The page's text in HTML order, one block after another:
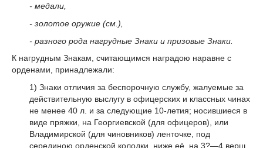
- медали,
- золотое оружие (см.),
- разного рода нагрудные Знаки и призовые Знаки.
К нагрудным Знакам, считающимся наградою наравне с
орденами, принадлежали:
1) Знаки отличия за беспорочную службу, жалуемые за
действительную выслугу в офицерских и классных чинах
не менее 40 л. и за следующие 10-летия; носившиеся в
виде пряжки, на Георгиевской (для офицеров), или
Владимирской (для чиновников) ленточке, под
серединою орденской колодки, ниже её, на 3?—4 верш.